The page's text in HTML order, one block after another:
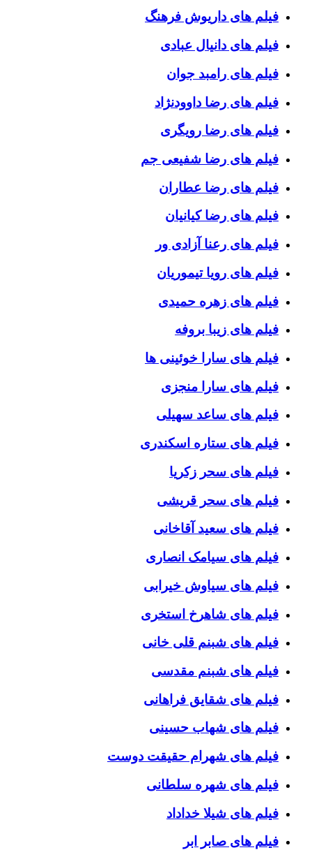
فیلم های داریوش فرهنگ
فیلم های دانیال عبادی
فیلم های رامبد جوان
فیلم های رضا داوودنژاد
فیلم های رضا رویگری
فیلم های رضا شفیعی جم
فیلم های رضا عطاران
فیلم های رضا کیانیان
فیلم های رعنا آزادی ور
فیلم های رویا تیموریان
فیلم های زهره حمیدی
فیلم های زیبا بروفه
فیلم های سارا خوئینی ها
فیلم های سارا منجزی
فیلم های ساعد سهیلی
فیلم های ستاره اسکندری
فیلم های سحر زکریا
فیلم های سحر قریشی
فیلم های سعید آقاخانی
فیلم های سیامک انصاری
فیلم های سیاوش خیرابی
فیلم های شاهرخ استخری
فیلم های شبنم قلی خانی
فیلم های شبنم مقدسی
فیلم های شقایق فراهانی
فیلم های شهاب حسینی
فیلم های شهرام حقیقت دوست
فیلم های شهره سلطانی
فیلم های شیلا خداداد
فیلم های صابر ابر